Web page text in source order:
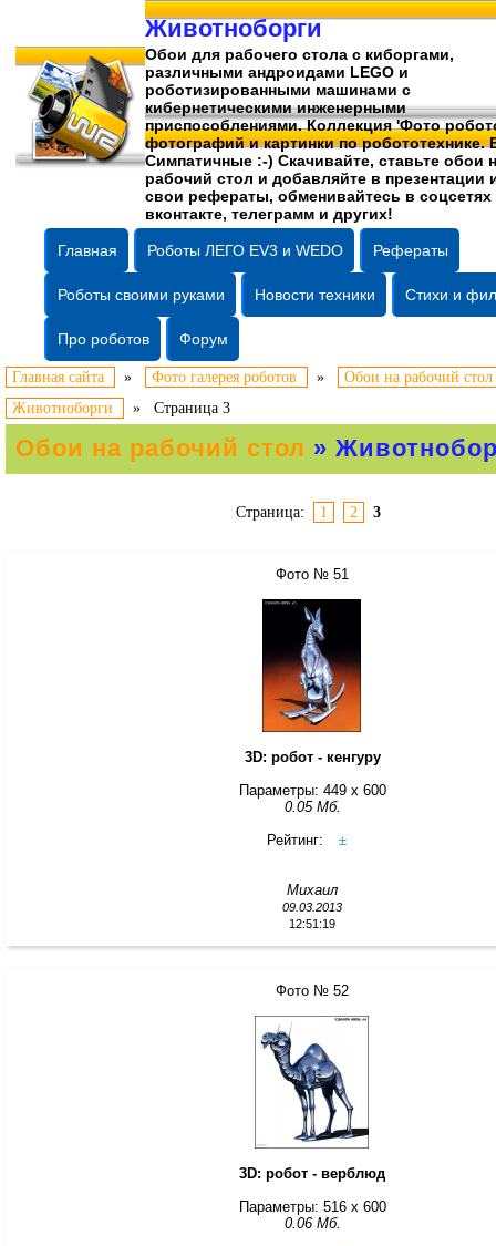
Животноборги
Обои для рабочего стола c киборгами,
различными андроидами LEGO и
роботизированными машинами c
кибернетическими инженерными
приспособлениями. Коллекция 'Фото
фотографийи картинки по робототехнике.
Симпатичные :-) Скачивайте, ставьте обои
рабочий стол и добавляйте в презентации
свои рефераты, обменивайтесь в соцсетях
вконтакте, телеграмм и других!
Главная Роботы ЛЕГО EV3 и WEDO Рефераты
Роботы своими руками Новости техники Стихи и
Про роботов Форум
Главная сайта » Фото галерея роботов »
Обои на рабочий стол
Животноборги
» Страница 3
Обои на рабочий стол »
Страница: 1 2 3
Фото № 51
3D: робот - кенгуру
Параметры: 449 x 600
0.05 Мб.
Рейтинг:
±
Михаил
09.03.2013
12:51:19
Фото № 52
3D: робот - верблюд
Параметры: 516 x 600
0.06 Мб.